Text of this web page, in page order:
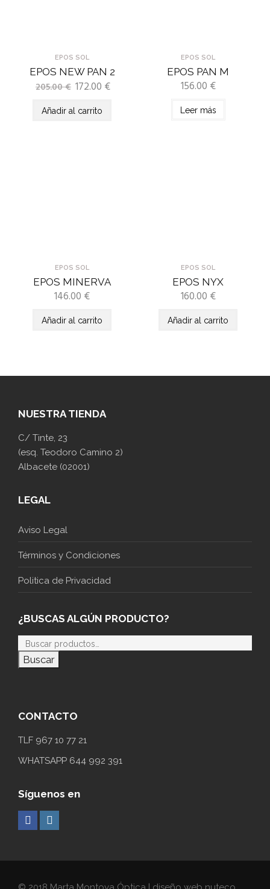
EPOS SOL
EPOS NEW PAN 2
205.00€ 172.00 €
Añadir al carrito
EPOS SOL
EPOS PAN M
156.00 €
Leer más
EPOS SOL
EPOS MINERVA
146.00 €
Añadir al carrito
EPOS SOL
EPOS NYX
160.00 €
Añadir al carrito
NUESTRA TIENDA
C/ Tinte, 23
(esq. Teodoro Camino 2)
Albacete (02001)
LEGAL
Aviso Legal
Términos y Condiciones
Politica de Privacidad
¿BUSCAS ALGÚN PRODUCTO?
Buscar
CONTACTO
TLF 967 10 77 21
WHATSAPP 644 992 391
Síguenos en